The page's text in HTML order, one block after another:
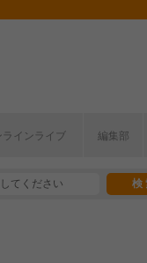
ラインライブ 編集部